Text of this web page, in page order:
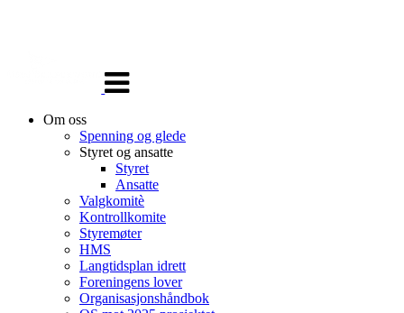
navigasjon
Om oss
Spenning og glede
Styret og ansatte
Styret
Ansatte
Valgkomitè
Kontrollkomite
Styremøter
HMS
Langtidsplan idrett
Foreningens lover
Organisasjonshåndbok